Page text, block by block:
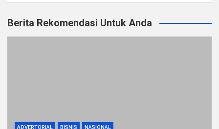
Berita Rekomendasi Untuk Anda
ADVERTORIAL BISNIS NASIONAL